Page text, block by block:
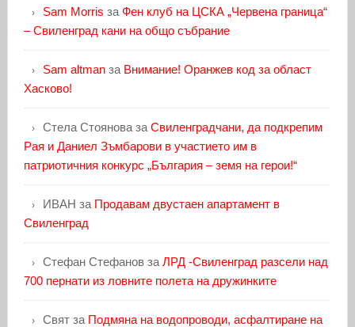
Sam Morris за Фен клуб на ЦСКА „Червена граница“
– Свиленград кани на общо събрание
Sam altmanза Внимание! Оранжев код за област
Хасково!
Стела Стояноваза Свиленградчани, да подкрепим
Рая и Даниел Зъмбарови в участието им в
патриотичния конкурс „България – земя на герои!“
ИВАН за Продавам двустаен апартамент в
Свиленград
Стефан Стефановза ЛРД -Свиленград разсели над
700 пернати из ловните полета на дружинките
Святза Подмяна на водопроводи, асфалтиране на